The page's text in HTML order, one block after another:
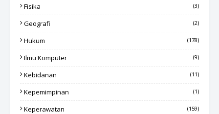
Fisika (3)
Geografi (2)
Hukum (178)
Ilmu Komputer (9)
Kebidanan (11)
Kepemimpinan (1)
Keperawatan (159)